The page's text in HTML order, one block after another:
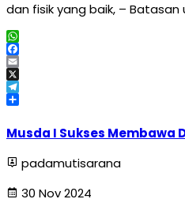
dan fisik yang baik, – Batasan
WhatsApp
Facebook
Email
X
Telegram
Musda I Sukses Membawa
padamutisarana
30 Nov 2024